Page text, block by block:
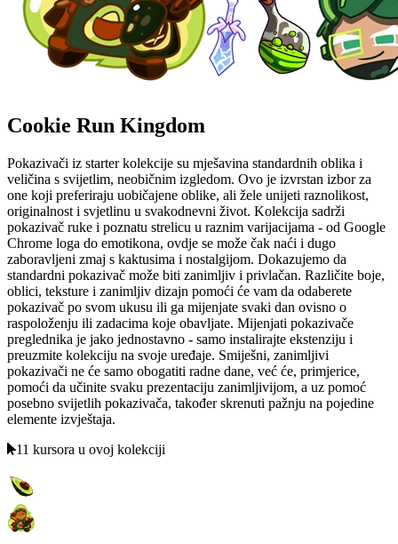
Cookie Run Kingdom
Pokazivači iz starter kolekcije su mješavina standardnih oblika i
veličina s svijetlim, neobičnim izgledom. Ovo je izvrstan izbor za
one koji preferiraju uobičajene oblike, ali žele unijeti raznolikost,
originalnost i svjetlinu u svakodnevni život. Kolekcija sadrži
pokazivač ruke i poznatu strelicu u raznim varijacijama - od Google
Chrome loga do emotikona, ovdje se može čak naći i dugo
zaboravljeni zmaj s kaktusima i nostalgijom. Dokazujemo da
standardni pokazivač može biti zanimljiv i privlačan. Različite boje,
oblici, teksture i zanimljiv dizajn pomoći će vam da odaberete
pokazivač po svom ukusu ili ga mijenjate svaki dan ovisno o
raspoloženju ili zadacima koje obavljate. Mijenjati pokazivače
preglednika je jako jednostavno - samo instalirajte ekstenziju i
preuzmite kolekciju na svoje uređaje. Smiješni, zanimljivi
pokazivači ne će samo obogatiti radne dane, već će, primjerice,
pomoći da učinite svaku prezentaciju zanimljivijom, a uz pomoć
posebno svijetlih pokazivača, također skrenuti pažnju na pojedine
elemente izvještaja.
11 kursora u ovoj kolekciji